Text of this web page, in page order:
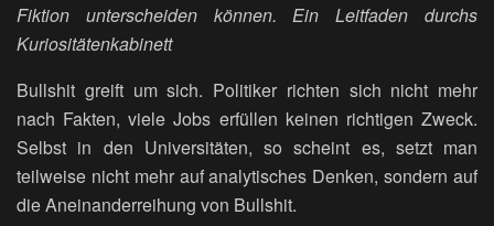
Fiktion unterscheiden können. Ein Leitfaden durchs
Kuriositätenkabinett
Bullshit greift um sich. Politiker richten sich nicht mehr
nach Fakten, viele Jobs erfüllen keinen richtigen Zweck.
Selbst in den Universitäten, so scheint es, setzt man
teilweise nicht mehr auf analytisches Denken, sondern auf
die Aneinanderreihung von Bullshit.